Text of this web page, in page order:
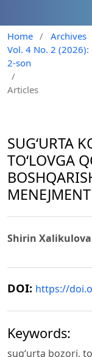
Home / Archives
Vol. 4 No. 2
2-son
/
Articles
SUG‘URTA
TO‘LOVGA
Shirin Xalikulova
DOI: https://
Keywords:
sug‘urta bozori,